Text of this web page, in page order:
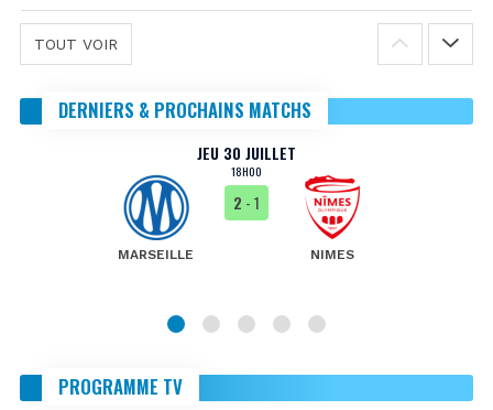
TOUT VOIR
DERNIERS & PROCHAINS MATCHS
JEU 30 JUILLET
18H00
MARSEILLE
2 - 1
NIMES
PROGRAMME TV